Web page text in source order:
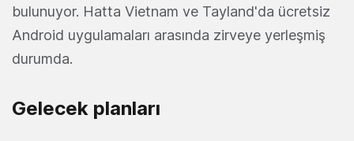
bulunuyor. Hatta Vietnam ve Tayland'da ücretsiz
Android uygulamaları arasında zirveye yerleşmiş
durumda.
Gelecek planları